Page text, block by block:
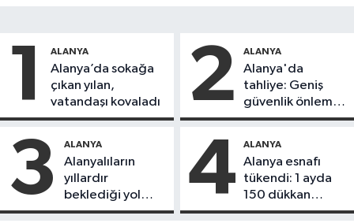
1 ALANYA
Alanya’da sokağa
çıkan yılan,
vatandaşı kovaladı
2 ALANYA
Alanya'da
tahliye: Geniş
güvenlik önlemi
alındı
3 ALANYA
Alanyalıların
yıllardır
beklediği yol
askıdan döndü
4 ALANYA
Alanya esnafı
tükendi: 1 ayda
150 dükkan
kapandı